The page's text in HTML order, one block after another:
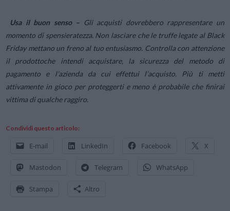
Usa il buon senso – Gli acquisti dovrebbero rappresentare un
momento di spensieratezza. Non lasciare che le truffe legate al Black
Fridaymettano un freno al tuo entusiasmo. Controlla con attenzione
il prodottoche intendi acquistare, la sicurezza del metodo di
pagamento e l’azienda da cui effettui
l’acquisto. Più ti metti
attivamente in gioco per proteggerti e meno è probabile che finirai
vittima di qualche raggiro.
Condividi questo articolo:
E-mail LinkedIn Facebook X
Mastodon Telegram WhatsApp
Stampa Altro